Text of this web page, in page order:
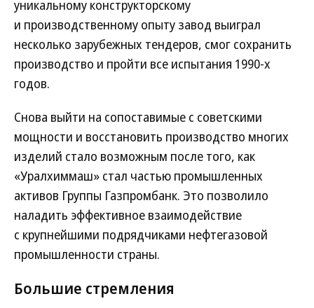
уникальному конструкторскому
и производственному опыту завод выиграл
несколько зарубежных тендеров, смог сохранить
производство и пройти все испытания 1990-х
годов.
Снова выйти на сопоставимые с советскими
мощности и восстановить производство многих
изделий стало возможным после того, как
«Уралхиммаш» стал частью промышленных
активов Группы Газпромбанк. Это позволило
наладить эффективное взаимодействие
с крупнейшими подрядчиками нефтегазовой
промышленности страны.
Большие стремления